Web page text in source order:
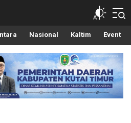
Nasional Kaltim Event